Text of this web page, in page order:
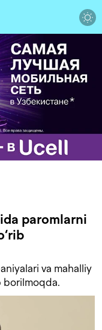
paromlarni
va mahalliy
borilmoqda.